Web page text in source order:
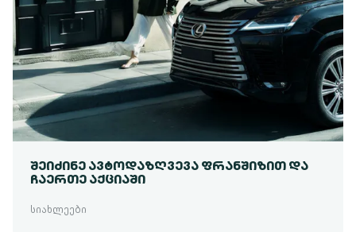
ᲨᲔᲘᲫᲘᲜᲔ ᲐᲕᲢᲝᲓᲐᲖᲦᲕᲔᲕᲐ ᲤᲠᲐᲜᲨᲘᲖᲘᲗ ᲓᲐ
ᲩᲐᲔᲠᲗᲔ ᲐᲥᲪᲘᲐᲨᲘ
სიახლეები